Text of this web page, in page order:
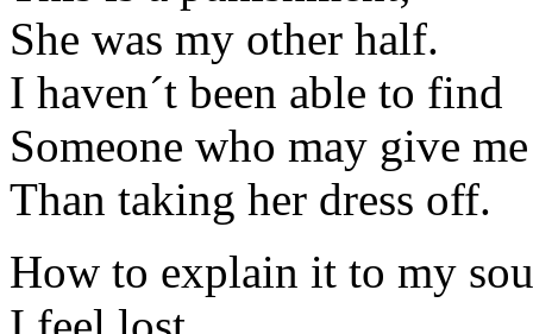
She was my other half.
I haven´t been able to find
Someone who may give
Than taking her dress off.
How to explain it to my